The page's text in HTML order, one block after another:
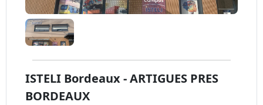
ISTELI Bordeaux - ARTIGUES PRES
BORDEAUX